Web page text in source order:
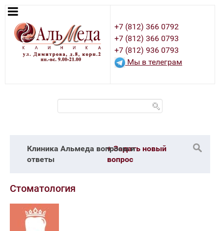
+7 (812) 366 0792
+7 (812) 366 0793
+7 (812) 936 0793
Мы в телеграм
+ Задать новый
вопрос
Клиника Альмеда вопросы и
ответы
Стоматология